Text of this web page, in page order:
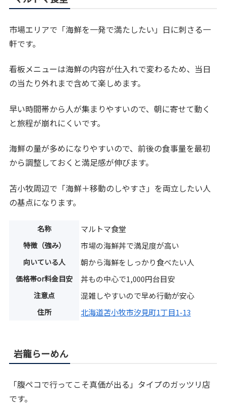
市場エリアで「海鮮を一発で満たしたい」日に刺さる一
軒です。
看板メニューは海鮮の内容が仕入れで変わるため、当日
の当たり外れまで含めて楽しめます。
早い時間帯から人が集まりやすいので、朝に寄せて動く
と旅程が崩れにくいです。
海鮮の量が多めになりやすいので、前後の食事量を最初
から調整しておくと満足感が伸びます。
苫小牧周辺で「海鮮＋移動のしやすさ」を両立したい人
の基点になります。
名称 マルトマ食堂
特徴（強み） 市場の海鮮丼で満足度が高い
向いている人 朝から海鮮をしっかり食べたい人
価格帯or料金目安 丼もの中心で1,000円台目安
注意点 混雑しやすいので早め行動が安心
住所 北海道苫小牧市汐見町1丁目1-13
岩龍らーめん
「腹ペコで行ってこそ真価が出る」タイプのガッツリ店
です。